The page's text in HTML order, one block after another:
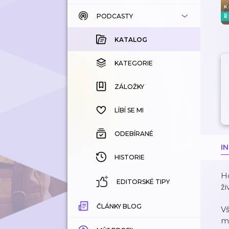
KATALOG
KOUPENÉ
KATEGORIE
ZÁLOŽKY
HISTORIE
PODCASTY
KATALOG
KATEGORIE
ZÁLOŽKY
LÍBÍ SE MI
ODEBÍRANÉ
HISTORIE
EDITORSKÉ TIPY
ČLÁNKY BLOG